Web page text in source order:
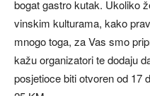
bogat gastro kutak. Ukoliko
vinskim kulturama, kako
mnogo toga, za Vas smo
kažu organizatori te dodaju
posjetioce biti otvoren od 17